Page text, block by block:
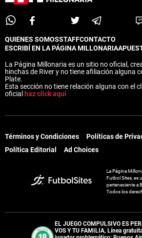
QUIENES SOMOSSTAFFCONTACTO
ESCRIBÍ EN LA PÁGINA MILLONARIA
La Página Millonaria es un sitio no oficial,
hinchas de River y no tiene afiliación alguna
Plate.
Esta sección no tiene relación alguna con el
oficial haz click aquí
Términos y Condiciones
Políticas de
Política Editorial
Ad Choices
La Página
Futbol Sites, es
perteneciente a
Todos los
EL JUEGO COMPULSIVO ES
VOS Y TU FAMILIA, Línea